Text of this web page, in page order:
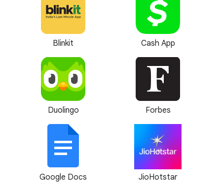
Blinkit Cash App
Duolingo Forbes
Google Docs JioHotstar